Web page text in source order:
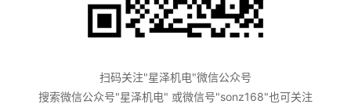
扫码关注"星泽机电"微信公众号
搜索微信公众号"星泽机电" 或微信号"sonz168"也可关注